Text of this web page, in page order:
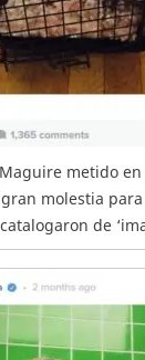
metido
molestia
de